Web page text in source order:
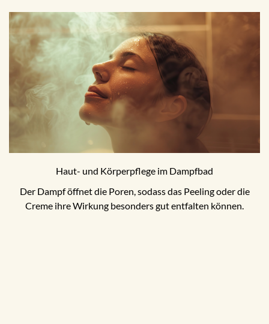
Haut- und Körperpflege im Dampfbad
Der Dampf öffnet die Poren, sodass das Peeling oder die
Creme ihre Wirkung besonders gut entfalten können.